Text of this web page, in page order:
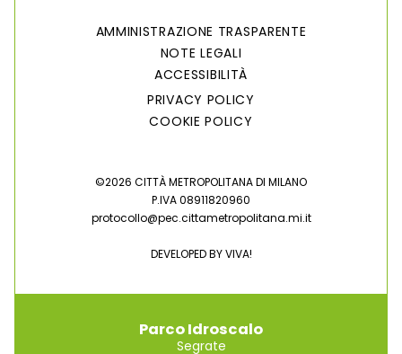
Parco Idroscalo
Segrate
AMMINISTRAZIONE TRASPARENTE
NOTE LEGALI
ACCESSIBILITÀ
PRIVACY POLICY
COOKIE POLICY
©2026 CITTÀ METROPOLITANA DI MILANO
P.IVA 08911820960
protocollo@pec.cittametropolitana.mi.it
DEVELOPED BYVIVA!